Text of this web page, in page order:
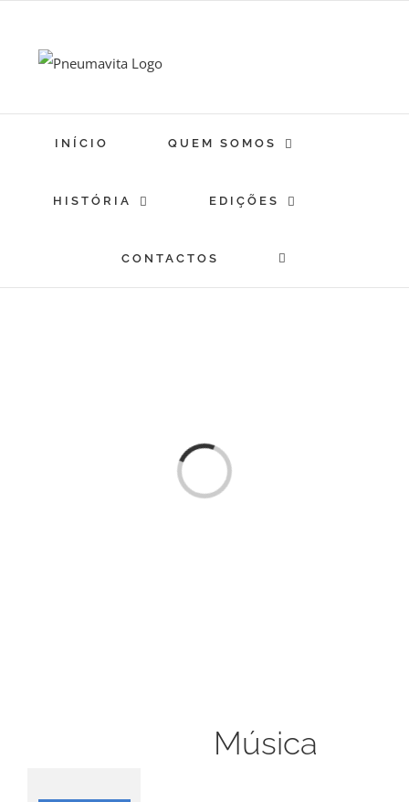
content
INÍCIO QUEM SOMOS
HISTÓRIA EDIÇÕES
CONTACTOS
Loading...
Música